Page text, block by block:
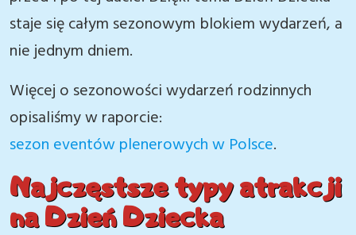
staje się całym sezonowym blokiem wydarzeń, a
nie jednym dniem.
Więcej o sezonowości wydarzeń rodzinnych
opisaliśmy w raporcie:
sezon eventów plenerowych w Polsce.
Najczęstsze typy atrakcji
na Dzień Dziecka